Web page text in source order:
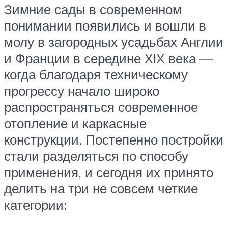
Зимние сады в современном
понимании появились и вошли в
молу в загородных усадьбах Англии
и Франции в середине XIX века —
когда благодаря техническому
прогрессу начало широко
распространяться современное
отопление и каркасные
конструкции. Постепенно постройки
стали разделяться по способу
применения, и сегодня их принято
делить на три не совсем четкие
категории: